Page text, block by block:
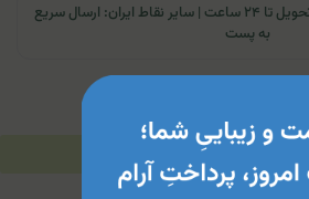
ارسال سریع | تهران و کرج: تحویل تا ۲۴ ساعت | سایر نقاط ایران: ارسال سریع
به پست
مشخصات محصول